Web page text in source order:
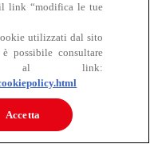
link “modifica le tue
utilizzati dal sito
possibile consultare
al link:
Accetta